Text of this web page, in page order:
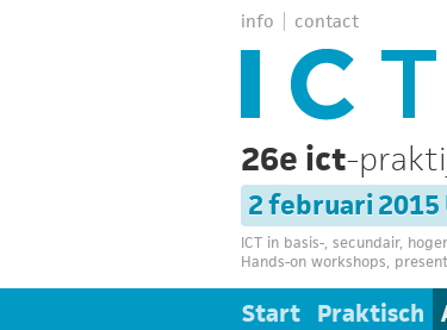
info contact
26e ict-
2 februari 2015
ICT in basis-, secundair,
Hands-on workshops,
Start Praktisch